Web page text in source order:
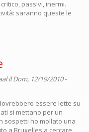
passivi, inermi.
saranno queste le
il Dom, 12/19/2010 -
essere lette su
si mettano per un
sospetti ho mollato una
a Bruxelles a cercare